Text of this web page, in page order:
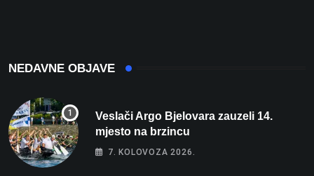
NEDAVNE OBJAVE
Veslači Argo Bjelovara zauzeli 14.
mjesto na brzincu
7. KOLOVOZA 2026.